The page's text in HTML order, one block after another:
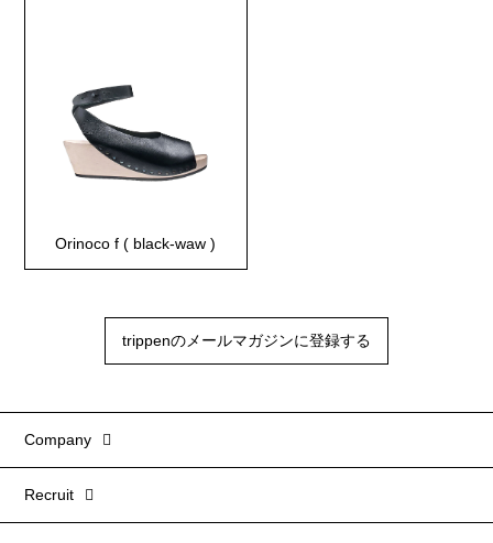
Orinoco f ( black-waw )
trippenのメールマガジンに登録する
Company
Recruit